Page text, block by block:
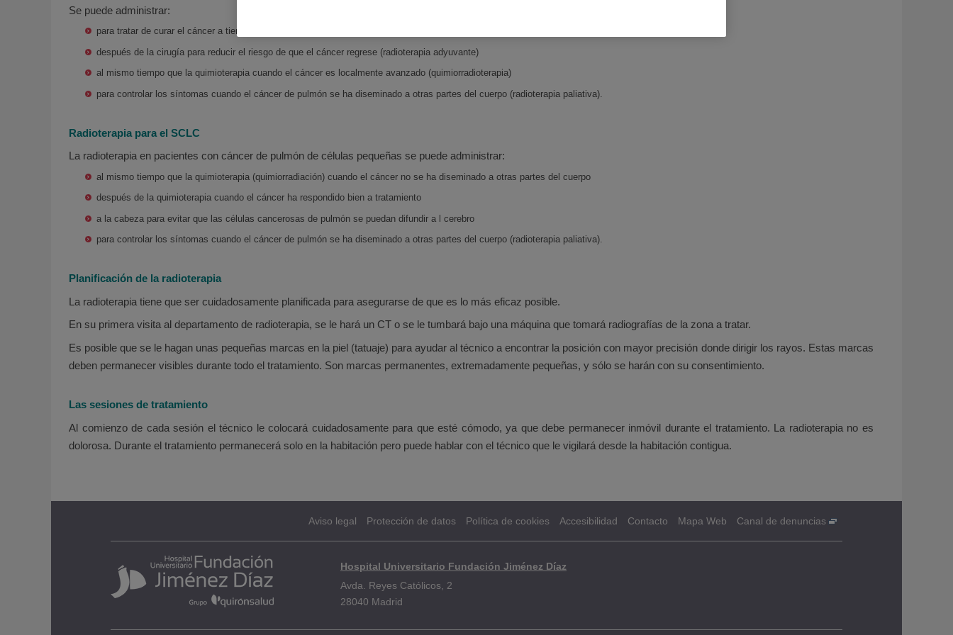
Se puede administrar:
para tratar de curar el cáncer a tiempo, si no se puede tener una operación (radioterapia radical)
después de la cirugía para reducir el riesgo de que el cáncer regrese (radioterapia adyuvante)
al mismo tiempo que la quimioterapia cuando el cáncer es localmente avanzado (quimiorradioterapia)
para controlar los síntomas cuando el cáncer de pulmón se ha diseminado a otras partes del cuerpo (radioterapia paliativa).
Radioterapia para el SCLC
La radioterapia en pacientes con cáncer de pulmón de células pequeñas se puede administrar:
al mismo tiempo que la quimioterapia (quimiorradiación) cuando el cáncer no se ha diseminado a otras partes del cuerpo
después de la quimioterapia cuando el cáncer ha respondido bien a tratamiento
a la cabeza para evitar que las células cancerosas de pulmón se puedan difundir a l cerebro
para controlar los síntomas cuando el cáncer de pulmón se ha diseminado a otras partes del cuerpo (radioterapia paliativa).
Planificación de la radioterapia
La radioterapia tiene que ser cuidadosamente planificada para asegurarse de que es lo más eficaz posible.
En su primera visita al departamento de radioterapia, se le hará un CT o se le tumbará bajo una máquina que tomará radiografías de la zona a tratar.
Es posible que se le hagan unas pequeñas marcas en la piel (tatuaje) para ayudar al técnico a encontrar la posición con mayor precisión donde dirigir los rayos. Estas marcas
deben permanecer visibles durante todo el tratamiento. Son marcas permanentes, extremadamente pequeñas, y sólo se harán con su consentimiento.
Las sesiones de tratamiento
Al comienzo de cada sesión el técnico le colocará cuidadosamente para que esté cómodo, ya que debe permanecer inmóvil durante el tratamiento. La radioterapia no es
dolorosa. Durante el tratamiento permanecerá solo en la habitación pero puede hablar con el técnico que le vigilará desde la habitación contigua.
Aviso legal Protección de datos Política de cookies Accesibilidad Contacto Mapa Web Canal de denuncias
Hospital Universitario Fundación Jiménez Díaz
Avda. Reyes Católicos, 2
28040 Madrid